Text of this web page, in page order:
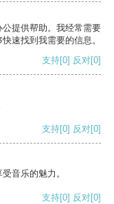
提供帮助。我经常需要
速找到我需要的信息。
支持[0] 反对[0]
支持[0] 反对[0]
音乐的魅力。
支持[0] 反对[0]